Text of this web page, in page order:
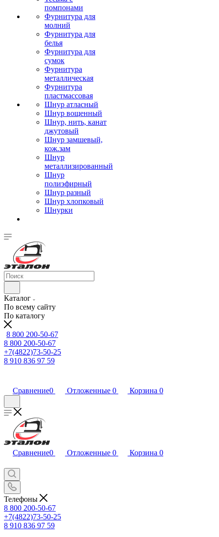
помпонами
Фурнитура для
молний
Фурнитура для
белья
Фурнитура для
сумок
Фурнитура
металлическая
Фурнитура
пластмассовая
Шнур атласный
Шнур вощенный
Шнур, нить, канат
джутовый
Шнур замшевый,
кож.зам
Шнур
металлизированный
Шнур
полиэфирный
Шнур разный
Шнур хлопковый
Шнурки
Каталог
По всему сайту
По каталогу
8 800 200-50-67
8 800 200-50-67
+7(4822)73-50-25
8 910 836 97 59
Сравнение0 Отложенные 0 Корзина 0
Сравнение0 Отложенные 0 Корзина 0
Телефоны
8 800 200-50-67
+7(4822)73-50-25
8 910 836 97 59